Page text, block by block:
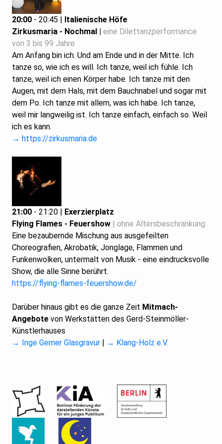
20:00 - 20:45 | Italienische Höfe
Zirkusmaria - Nochmal | eine Dilettanzperformance
von 3 bis 99 Jahre
Am Anfang bin ich. Und am Ende und in der Mitte. Ich
tanze so, wie ich es will. Ich tanze, weil ich fühle. Ich
tanze, weil ich einen Körper habe. Ich tanze mit den
Augen, mit dem Hals, mit dem Bauchnabel und sogar mit
dem Po. Ich tanze mit allem, was ich habe. Ich tanze,
weil mir langweilig ist. Ich tanze einfach, einfach so. Weil
ich es kann.
→ https://zirkusmaria.de
21:00 - 21:20 | Exerzierplatz
Flying Flames - Feuershow | ohne Altersbeschränkung
Eine bezaubernde Mischung aus ausgefeilten
Choreografien, Akrobatik, Jonglage, Flammen und
Funkenwolken, untermalt von Musik - eine eindrucksvolle
Show, die alle Sinne berührt.
https://flying-flames-feuershow.de/
Darüber hinaus gibt es die ganze Zeit Mitmach-
Angebote von Werkstätten des Gerd-Steinmöller-
Künstlerhauses
→ Inge Gerner Glasgravur | → Klang-Holz e.V.